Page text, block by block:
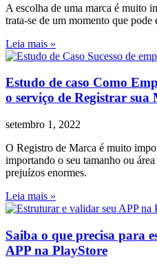
A escolha de uma marca é muito
trata-se de um momento que
Leia mais »
Estudo de caso Como
o serviço de Registrar sua
setembro 1, 2022
O Registro de Marca é muito
importando o seu tamanho ou
prejuízos enormes.
Leia mais »
Saiba o que precisa para
APP na PlayStore